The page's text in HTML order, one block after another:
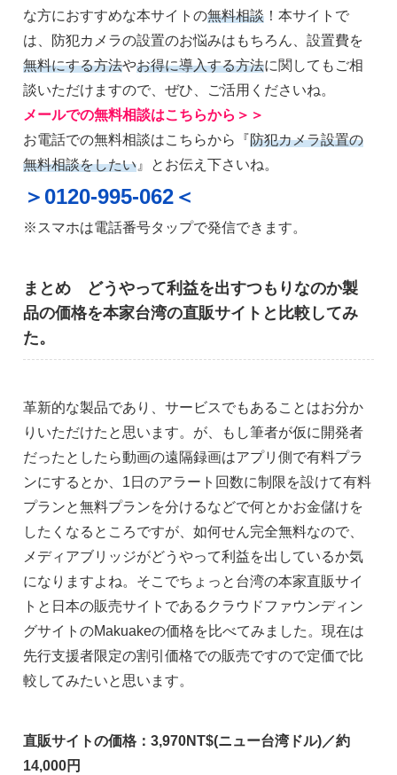
な方におすすめな本サイトの無料相談 ！本サイトで
は、防犯カメラの設置のお悩みはもちろん、設置費を
無料にする方法やお得に導入する方法に関してもご相
談いただけますので、ぜひ、ご活用くださいね。
メールでの無料相談はこちらから＞＞
お電話での無料相談はこちらから『防犯カメラ設置の
無料相談をしたい 』とお伝え下さいね。
＞0120-995-062＜
※スマホは電話番号タップで発信できます。
まとめ どうやって利益を出すつもりなのか製
品の価格を本家台湾の直販サイトと比較してみ
た。
革新的な製品であり、サービスでもあることはお分か
りいただけたと思います。が、もし筆者が仮に開発者
だったとしたら動画の遠隔録画はアプリ側で有料プラ
ンにするとか、1日のアラート回数に制限を設けて有料
プランと無料プランを分けるなどで何とかお金儲けを
したくなるところですが、如何せん完全無料なので、
メディアブリッジがどうやって利益を出しているか気
になりますよね。そこでちょっと台湾の本家直販サイ
トと日本の販売サイトであるクラウドファウンディン
グサイトのMakuakeの価格を比べてみました。現在は
先行支援者限定の割引価格での販売ですので定価で比
較してみたいと思います。
直販サイトの価格：3,970NT$(ニュー台湾ドル)／約
14,000円